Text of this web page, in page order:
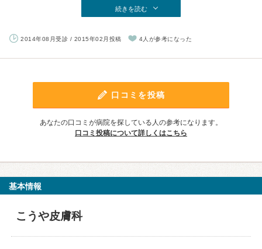
続きを読む
2014年08月受診 / 2015年02月投稿 4人が参考になった
口コミを投稿
あなたの口コミが病院を探している人の参考になります。
口コミ投稿について詳しくはこちら
基本情報
こうや皮膚科